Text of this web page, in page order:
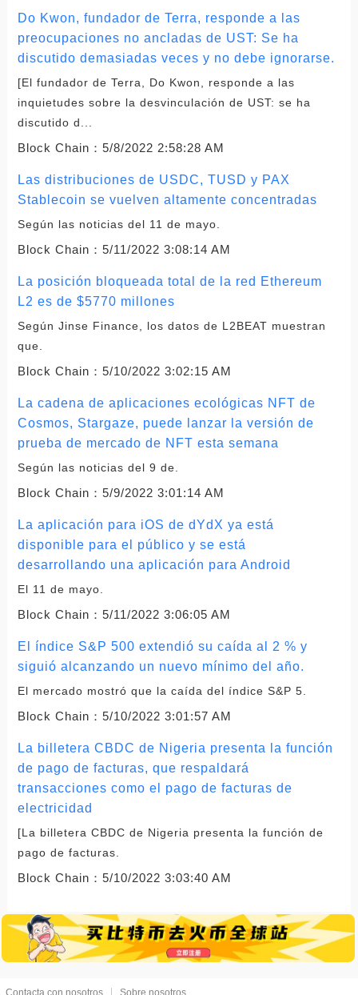
Do Kwon, fundador de Terra, responde a las
preocupaciones no ancladas de UST: Se ha
discutido demasiadas veces y no debe ignorarse.
[El fundador de Terra, Do Kwon, responde a las
inquietudes sobre la desvinculación de UST: se ha
discutido d...
Block Chain： 5/8/2022 2:58:28 AM
Las distribuciones de USDC, TUSD y PAX
Stablecoin se vuelven altamente concentradas
Según las noticias del 11 de mayo.
Block Chain： 5/11/2022 3:08:14 AM
La posición bloqueada total de la red Ethereum
L2 es de $5770 millones
Según Jinse Finance, los datos de L2BEAT muestran
que.
Block Chain： 5/10/2022 3:02:15 AM
La cadena de aplicaciones ecológicas NFT de
Cosmos, Stargaze, puede lanzar la versión de
prueba de mercado de NFT esta semana
Según las noticias del 9 de.
Block Chain： 5/9/2022 3:01:14 AM
La aplicación para iOS de dYdX ya está
disponible para el público y se está
desarrollando una aplicación para Android
El 11 de mayo.
Block Chain： 5/11/2022 3:06:05 AM
El índice S&P 500 extendió su caída al 2 % y
siguió alcanzando un nuevo mínimo del año.
El mercado mostró que la caída del índice S&P 5.
Block Chain： 5/10/2022 3:01:57 AM
La billetera CBDC de Nigeria presenta la función
de pago de facturas, que respaldará
transacciones como el pago de facturas de
electricidad
[La billetera CBDC de Nigeria presenta la función de
pago de facturas.
Block Chain： 5/10/2022 3:03:40 AM
Contacta con nosotros Sobre nosotros